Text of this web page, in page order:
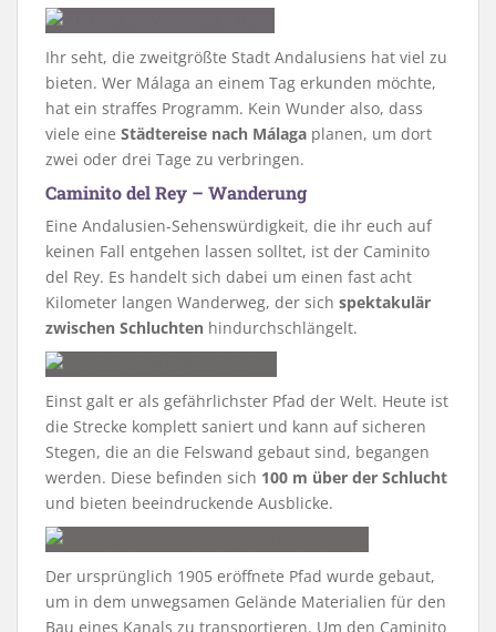
Ihr seht, die zweitgrößte Stadt Andalusiens hat viel zu
bieten. Wer Málaga an einem Tag erkunden möchte,
hat ein straffes Programm. Kein Wunder also, dass
viele eine Städtereise nach Málaga planen, um dort
zwei oder drei Tage zu verbringen.
Caminito del Rey – Wanderung
Eine Andalusien-Sehenswürdigkeit, die ihr euch auf
keinen Fall entgehen lassen solltet, ist der Caminito
del Rey. Es handelt sich dabei um einen fast acht
Kilometer langen Wanderweg, der sich spektakulär
zwischen Schluchten hindurchschlängelt.
Einst galt er als gefährlichster Pfad der Welt. Heute ist
die Strecke komplett saniert und kann auf sicheren
Stegen, die an die Felswand gebaut sind, begangen
werden. Diese befinden sich 100 m über der Schlucht
und bieten beeindruckende Ausblicke.
Der ursprünglich 1905 eröffnete Pfad wurde gebaut,
um in dem unwegsamen Gelände Materialien für den
Bau eines Kanals zu transportieren. Um den Caminito